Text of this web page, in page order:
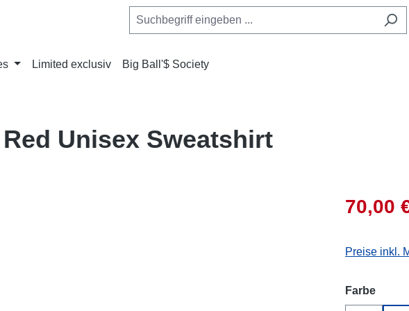
Limited exclusiv Big Ball'$ Society
Unisex Sweatshirt
70,00
Preise inkl.
Farbe